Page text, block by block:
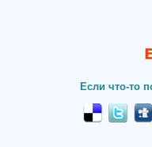
Если что-то